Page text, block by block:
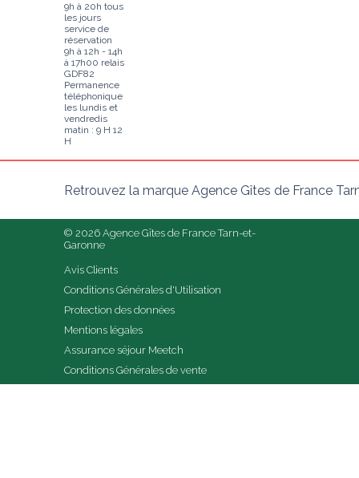
9h à 20h tous
les jours
service de
réservation
9h à 12h - 14h
à 17h00 relais
GDF82
Permanence
téléphonique
les lundis et
vendredis
matin : 9 H 12
H
Retrouvez la marque Agence Gîtes de France
© 2026 Agence Gîtes de France Tarn-et-
Garonne
Avis Clients
Conditions Générales d'Utilisation
Protection des données
Mentions légales
Assurance séjour Meetch
Conditions Générales de vente